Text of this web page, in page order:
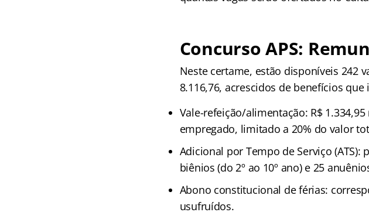
Concurso APS:
Neste certame, estão disponíveis 242
8.116,76, acrescidos de benefícios que
Vale-refeição/alimentação: R$
empregado, limitado a 20% do valor
Adicional por Tempo de Serviço
biênios (do 2º ao 10º ano) e 25
Abono constitucional de férias:
usufruídos.